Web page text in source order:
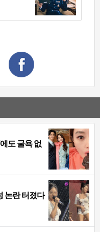
도 굴욕 없
논란 터졌다